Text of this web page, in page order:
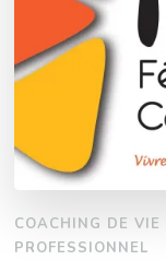
COACHING DE VIE
PROFESSIONNEL